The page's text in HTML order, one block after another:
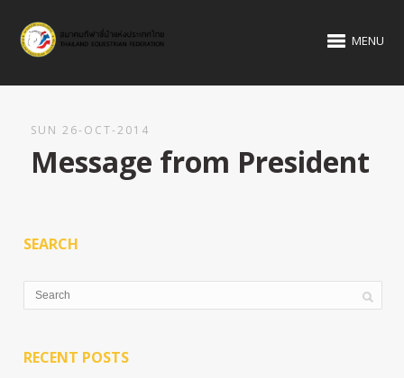
MENU
SUN 26-OCT-2014
Message from President
SEARCH
RECENT POSTS